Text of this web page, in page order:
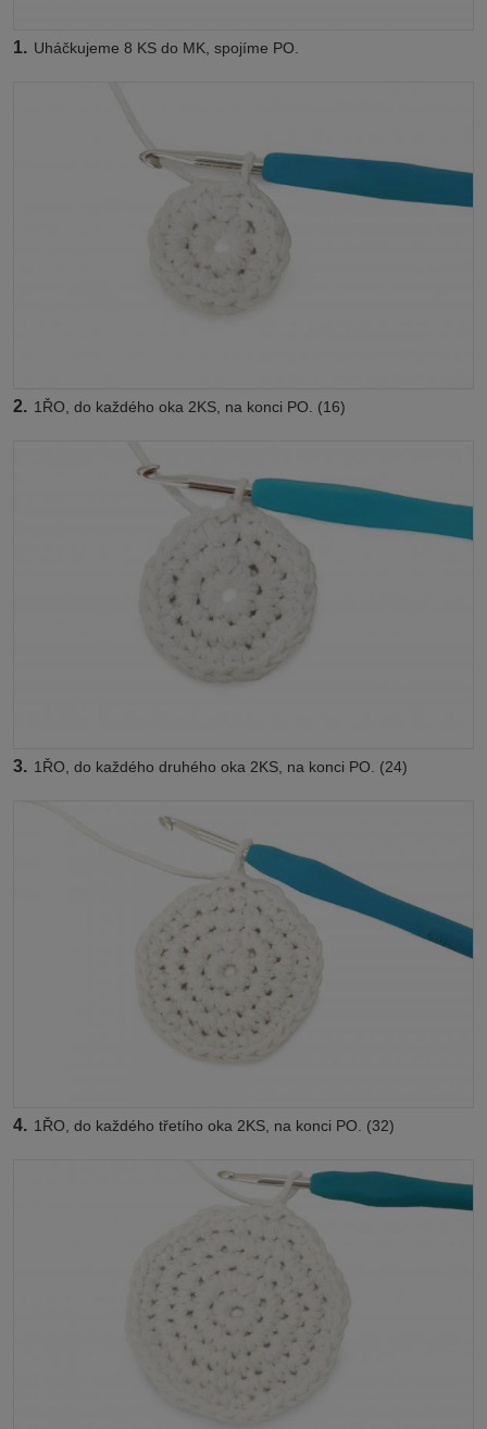
1. Uháčkujeme 8 KS do MK, spojíme PO.
2. 1ŘO, do každého oka 2KS, na konci PO. (16)
3. 1ŘO, do každého druhého oka 2KS, na konci PO. (24)
4. 1ŘO, do každého třetího oka 2KS, na konci PO. (32)